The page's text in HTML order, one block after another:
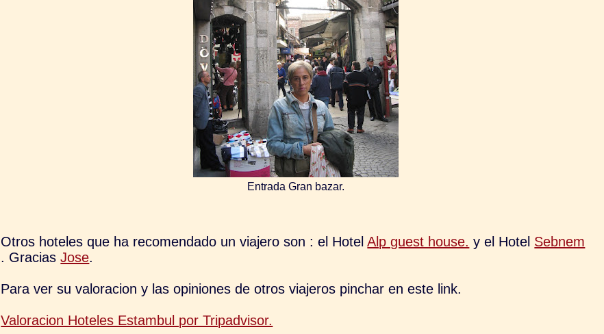
Entrada Gran bazar.
Otros hoteles que ha recomendado un viajero son : el HotelAlp guest house. y el Hotel Sebnem
. GraciasJose.
Para ver su valoracion y las opiniones de otros viajeros pinchar en este link.
Valoracion Hoteles Estambul por Tripadvisor.